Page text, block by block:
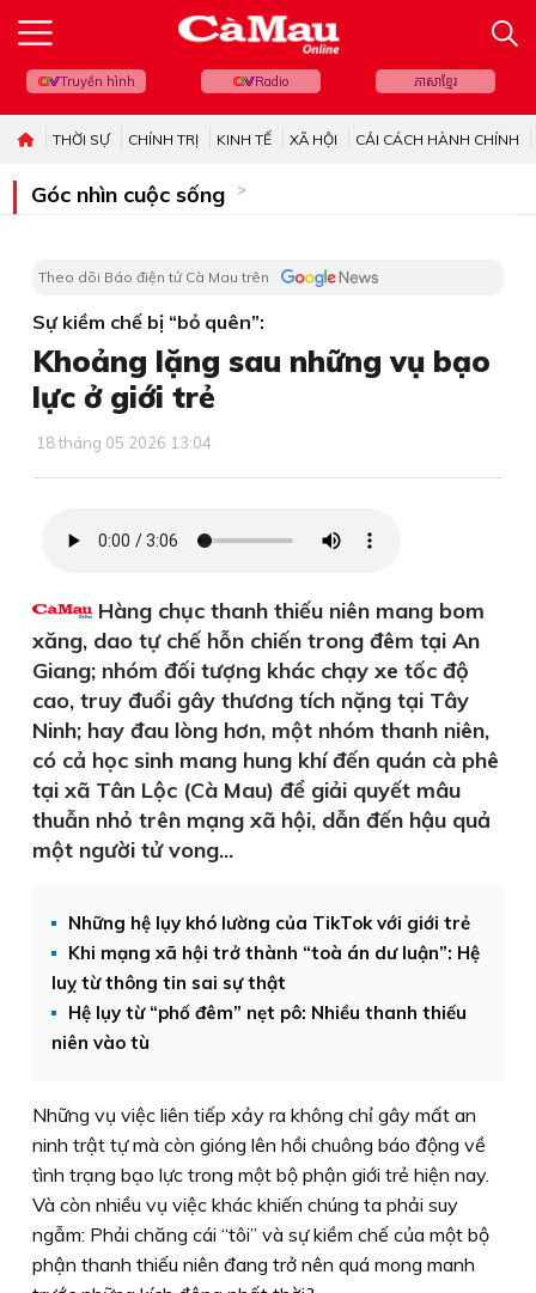
Truyền hình Radio ភាសាខ្មែរ
THỜI SỰ CHÍNH TRỊ KINH TẾ XÃ HỘI CẢI CÁCH HÀNH CHÍNH
Góc nhìn cuộc sống
Theo dõi Báo điện tử Cà Mau trên
Sự kiềm chế bị “bỏ quên”:
Khoảng lặng sau những vụ bạo
lực ở giới trẻ
18 tháng 05 2026 13:04
Hàng chục thanh thiếu niên mang bom
xăng, dao tự chế hỗn chiến trong đêm tại An
Giang; nhóm đối tượng khác chạy xe tốc độ
cao, truy đuổi gây thương tích nặng tại Tây
Ninh; hay đau lòng hơn, một nhóm thanh niên,
có cả học sinh mang hung khí đến quán cà phê
tại xã Tân Lộc (Cà Mau) để giải quyết mâu
thuẫn nhỏ trên mạng xã hội, dẫn đến hậu quả
một người tử vong...
Những hệ lụy khó lường của TikTok với giới trẻ
Khi mạng xã hội trở thành “toà án dư luận”: Hệ
luỵ từ thông tin sai sự thật
Hệ lụy từ “phố đêm” nẹt pô: Nhiều thanh thiếu
niên vào tù
Những vụ việc liên tiếp xảy ra không chỉ gây mất an
ninh trật tự mà còn gióng lên hồi chuông báo động về
tình trạng bạo lực trong một bộ phận giới trẻ hiện nay.
Và còn nhiều vụ việc khác khiến chúng ta phải suy
ngẫm: Phải chăng cái “tôi” và sự kiềm chế của một bộ
phận thanh thiếu niên đang trở nên quá mong manh